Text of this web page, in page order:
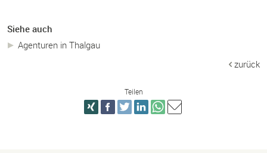
Siehe auch
Agenturen in Thalgau
zurück
Teilen